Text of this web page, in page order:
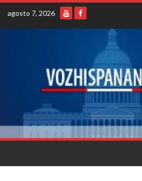
Skip
content
agosto 7, 2026